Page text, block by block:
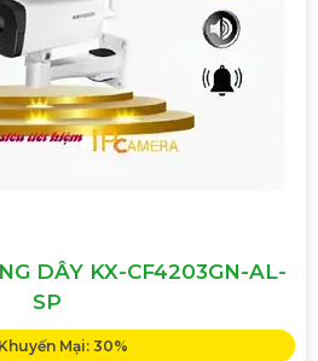
DÂY KX-CF4203GN-AL-
SP
Mại: 30%